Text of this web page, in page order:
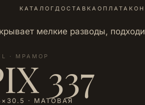
КАТАЛОГ ДОСТАВКА ОПЛАТА
мелкие разводы,
· МРАМОР337
· МАТОВАЯ